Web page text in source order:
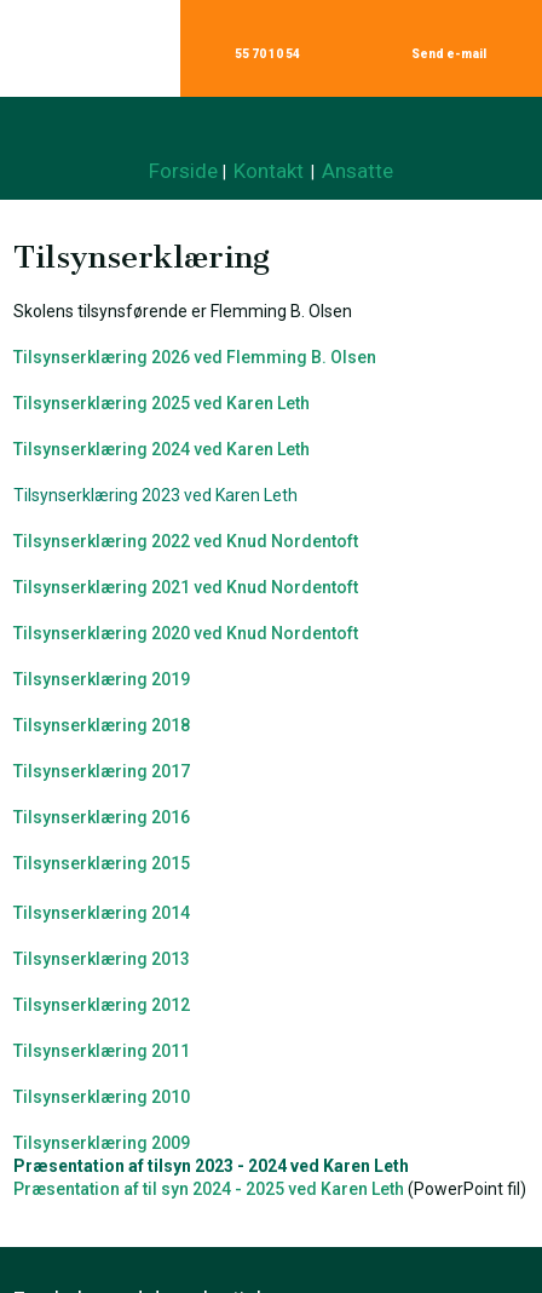
55 70 10 54 Send e-mail​
Forside Kontakt Ansatte
Tilsynserklæring
Skolens tilsynsførende er Flemming B. Olsen
Tilsynserklæring 2026 ved Flemming B. Olsen
Tilsynserklæring 2025 ved Karen Leth
Tilsynserklæring 2024 ved Karen Leth​
Tilsynserklæring 2023 ved Karen Leth
Tilsynserklæring 2022 ved Knud Nordentoft
Tilsynserklæring 2021 ved Knud Nordentoft
Tilsynserklæring 2020 ved Knud Nordentoft​
Tilsynserklæring 2019
Tilsynserklæring 2018
Tilsynserklæring 2017
Tilsynserklæring 2016
Tilsynserklæring 2015
Tilsynserklæring 2014
Tilsynserklæring 2013
Tilsynserklæring 2012
Tilsynserklæring 2011
Tilsynserklæring 2010
Tilsynserklæring 2009
Præsentation af tilsyn 2023 - 2024 ved Karen Leth
Præsentation af til syn 2024 - 2025 ved Karen Leth​ (PowerPoint fil)